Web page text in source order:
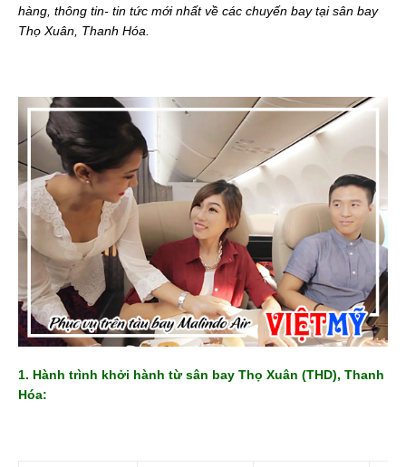
hàng, thông tin- tin tức mới nhất về các chuyến bay tại sân bay
Thọ Xuân, Thanh Hóa.
1. Hành trình khởi hành từ sân bay Thọ Xuân (THD), Thanh
Hóa: